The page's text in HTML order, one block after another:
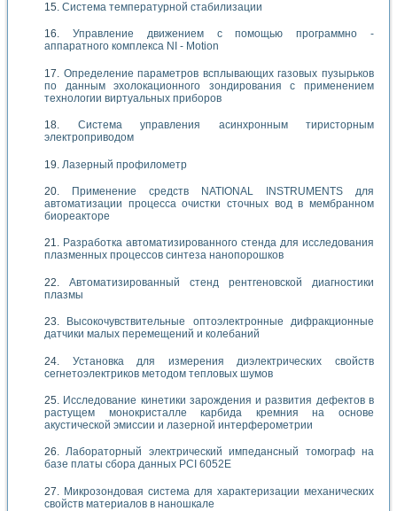
Система температурной стабилизации
Управление движением с помощью программно -
аппаратного комплекса NI - Motion
Определение параметров всплывающих газовых пузырьков
по данным эхолокационного зондирования с применением
технологии виртуальных приборов
Система управления асинхронным тиристорным
электроприводом
Лазерный профилометр
Применение средств NATIONAL INSTRUMENTS для
автоматизации процесса очистки сточных вод в мембранном
биореакторе
Разработка автоматизированного стенда для исследования
плазменных процессов синтеза нанопорошков
Автоматизированный стенд рентгеновской диагностики
плазмы
Высокочувствительные оптоэлектронные дифракционные
датчики малых перемещений и колебаний
Установка для измерения диэлектрических свойств
сегнетоэлектриков методом тепловых шумов
Исследование кинетики зарождения и развития дефектов в
растущем монокристалле карбида кремния на основе
акустической эмиссии и лазерной интерферометрии
Лабораторный электрический импедансный томограф на
базе платы сбора данных PCI 6052E
Микрозондовая система для характеризации механических
свойств материалов в наношкале